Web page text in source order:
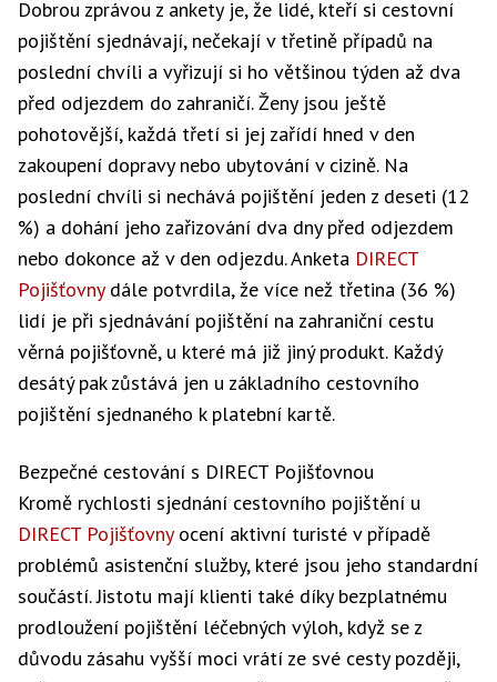
Dobrou zprávou z ankety je, že lidé, kteří si cestovní
pojištění sjednávají, nečekají v třetině případů na
poslední chvíli a vyřizují si ho většinou týden až dva
před odjezdem do zahraničí. Ženy jsou ještě
pohotovější, každá třetí si jej zařídí hned v den
zakoupení dopravy nebo ubytování v cizině. Na
poslední chvíli si nechává pojištění jeden z deseti (12
%) a dohání jeho zařizování dva dny před odjezdem
nebo dokonce až v den odjezdu. Anketa DIRECT
Pojišťovnydále potvrdila, že více než třetina (36 %)
lidí je při sjednávání pojištění na zahraniční cestu
věrná pojišťovně, u které má již jiný produkt. Každý
desátý pak zůstává jen u základního cestovního
pojištění sjednaného k platební kartě.
Bezpečné cestování s DIRECT Pojišťovnou
Kromě rychlosti sjednání cestovního pojištění u
DIRECT Pojišťovnyocení aktivní turisté v případě
problémů asistenční služby, které jsou jeho standardní
součástí. Jistotu mají klienti také díky bezplatnému
prodloužení pojištění léčebných výloh, když se z
důvodu zásahu vyšší moci vrátí ze své cesty později,